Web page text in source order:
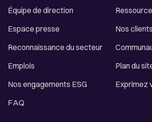
Équipe de direction
Espace presse
Reconnaissance du secteur
Emplois
Nos engagements ESG
FAQ
Nos clients
Plan du
Exprimez